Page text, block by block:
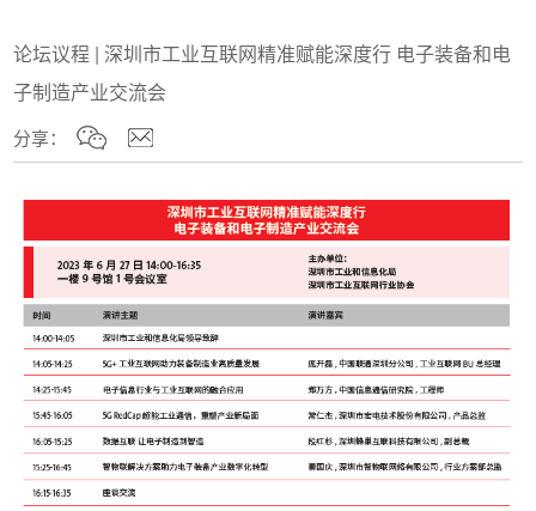
论坛议程 | 深圳市工业互联网精准赋能深度行 电子装备和电
子制造产业交流会
分享：